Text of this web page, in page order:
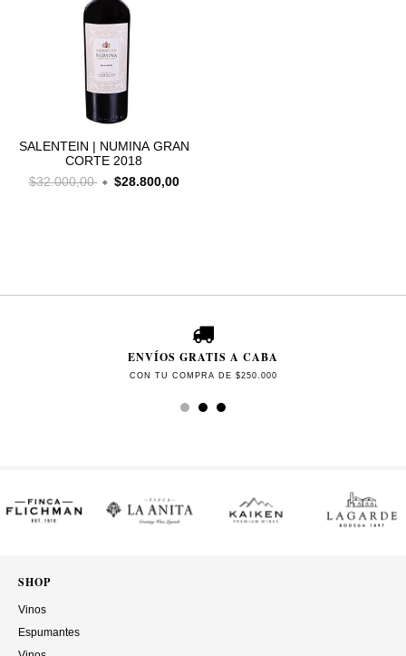
SALENTEIN | NUMINA GRAN
CORTE 2018
$32.000,00
$28.800,00
ENVÍOS GRATIS A CABA
CON TU COMPRA DE $250.000
SHOP
Vinos
Espumantes